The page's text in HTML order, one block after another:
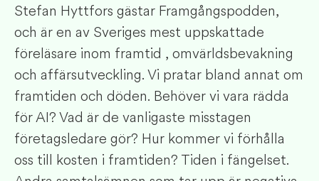
Stefan Hyttfors gästar Framgångspodden,
och är en av Sveriges mest uppskattade
föreläsare inom framtid , omvärldsbevakning
och affärsutveckling. Vi pratar bland annat om
framtiden och döden. Behöver vi vara rädda
för AI? Vad är de vanligaste misstagen
företagsledare gör? Hur kommer vi förhålla
oss till kosten i framtiden? Tiden i fängelset.